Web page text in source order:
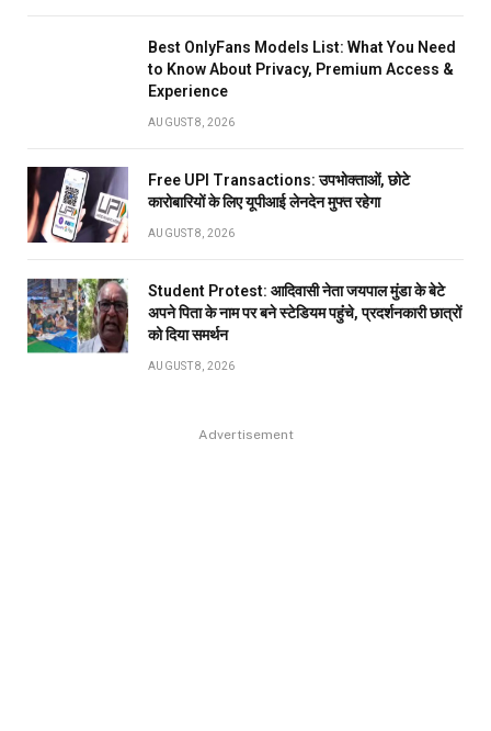
Best OnlyFans Models List: What You Need
to Know About Privacy, Premium Access &
Experience
AUGUST 8, 2026
Free UPI Transactions: उपभोक्ताओं, छोटे
कारोबारियों के लिए यूपीआई लेनदेन मुफ्त रहेगा
AUGUST 8, 2026
Student Protest: आदिवासी नेता जयपाल मुंडा के बेटे
अपने पिता के नाम पर बने स्टेडियम पहुंंचे, प्रदर्शनकारी छात्रों
को दिया समर्थन
AUGUST 8, 2026
Advertisement